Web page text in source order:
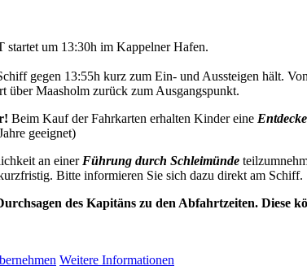
um 13:30h im Kappelner Hafen.
gegen 13:55h kurz zum Ein- und Aussteigen hält.
über Maasholm zurück zum Ausgangspunkt.
Beim Kauf der Fahrkarten erhalten Kinder eine
geeignet)
an einer Führung durch Schleimünde
Bitte informieren Sie sich dazu direkt am Schiff.
des Kapitäns zu den Abfahrtzeiten. Diese
Weitere Informationen